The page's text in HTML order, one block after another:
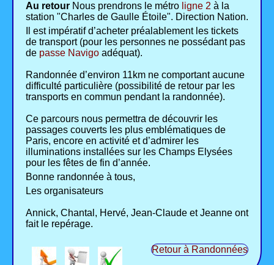
Au retour Nous prendrons le métro ligne 2 à la
station "Charles de Gaulle Étoile". Direction Nation.
Il est impératif d’acheter préalablement les tickets
de transport (pour les personnes ne possédant pas
de passe Navigo adéquat).
Randonnée d’environ 11km ne comportant aucune
difficulté particulière (possibilité de retour par les
transports en commun pendant la randonnée).
Ce parcours nous permettra de découvrir les
passages couverts les plus emblématiques de
Paris, encore en activité et d’admirer les
illuminations installées sur les Champs Elysées
pour les fêtes de fin d’année.
Bonne randonnée à tous,
Les organisateurs
Annick, Chantal, Hervé, Jean-Claude et Jeanne ont
fait le repérage.
Retour à Randonnées